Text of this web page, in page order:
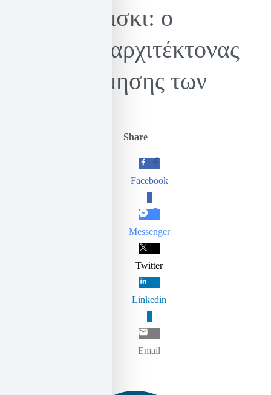
Νόαμ Τσόμσκι: o
αναρχικός αρχιτέκτονας
της αποδόμησης των
Share
Facebook
Messenger
Twitter
Linkedin
Email